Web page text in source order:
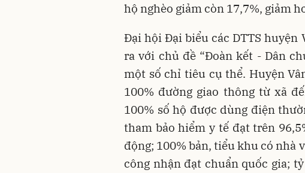
hộ nghèo giảm còn 17,7%, giảm
Đại hội Đại biểu các DTTS
ra với chủ đề “Đoàn kết - Dân
một số chỉ tiêu cụ thể. Huyện
100% đường giao thông từ xã
100% số hộ được dùng điện
tham bảo hiểm y tế đạt trên
động; 100% bản, tiểu khu có nhà
công nhận đạt chuẩn quốc gia;